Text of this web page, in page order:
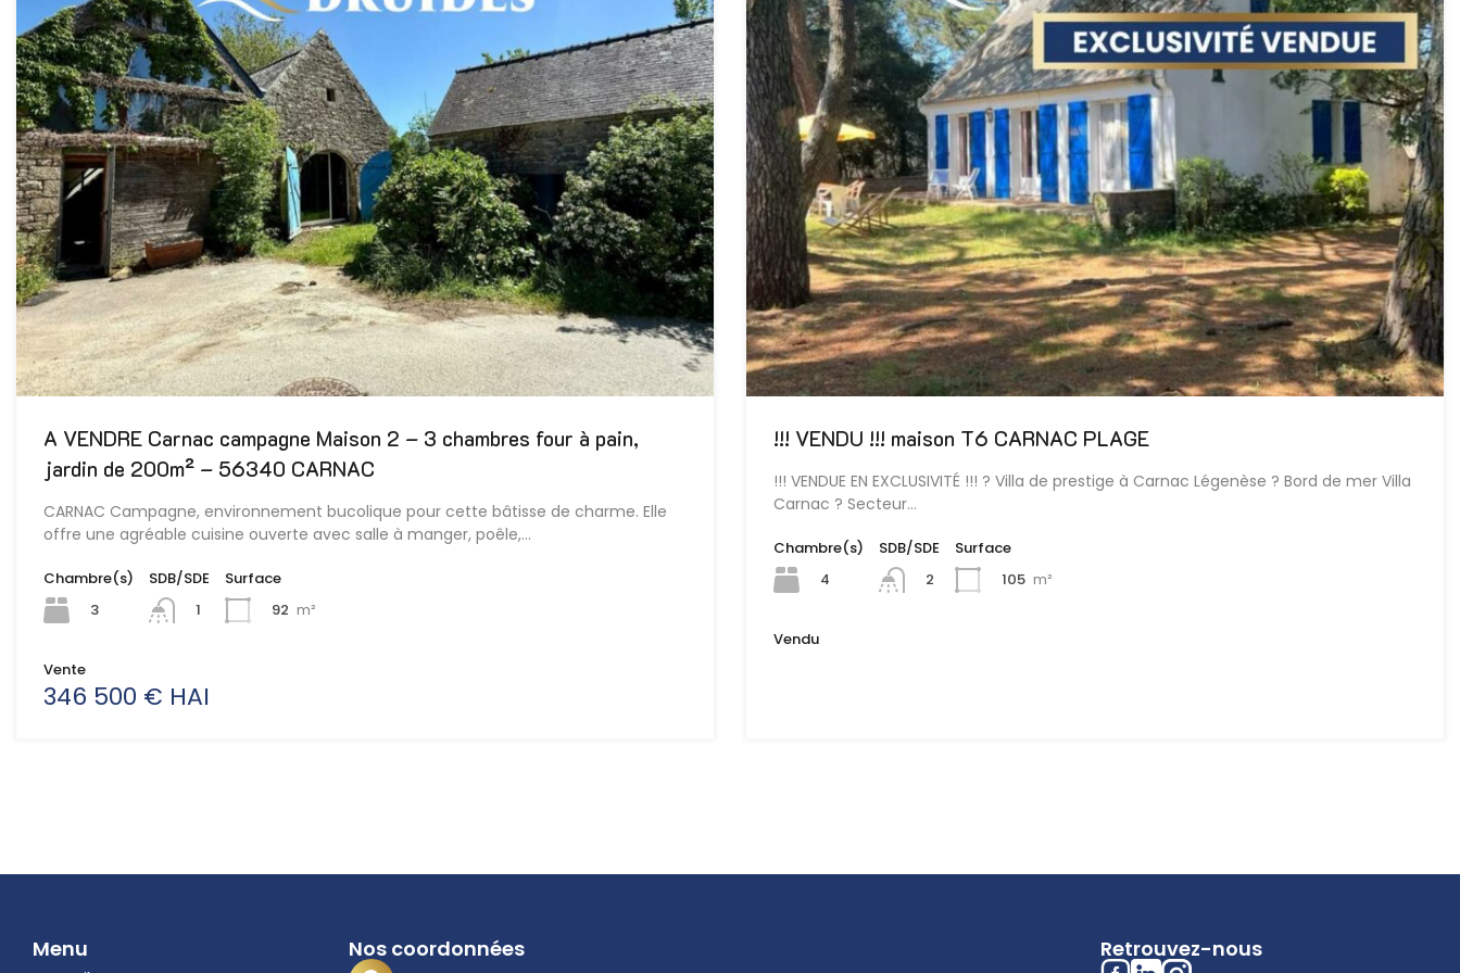
A VENDRE Carnac campagne Maison 2 – 3 chambres four à pain,
jardin de 200m² – 56340 CARNAC
CARNAC Campagne, environnement bucolique pour cette bâtisse de charme. Elle
offre une agréable cuisine ouverte avec salle à manger, poêle,…
Chambre(s)
3
SDB/SDE
1
Surface
92 m²
Vente
346 500 € HAI
!!! VENDU !!! maison T6 CARNAC PLAGE
!!! VENDUE EN EXCLUSIVITÉ !!! ? Villa de prestige à Carnac Légenèse ? Bord de mer Villa
Carnac ? Secteur…
Chambre(s)
4
SDB/SDE
2
Surface
105 m²
Vendu
Menu Nos coordonnées Retrouvez-nous